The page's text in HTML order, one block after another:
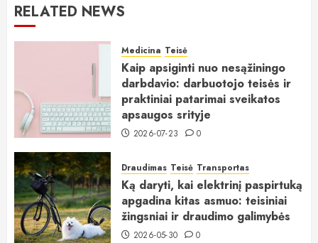
RELATED NEWS
Medicina Teisė
Kaip apsiginti nuo nesąžiningo
darbdavio: darbuotojo teisės ir
praktiniai patarimai sveikatos
apsaugos srityje
2026-07-23 0
Draudimas Teisė Transportas
Ką daryti, kai elektrinį paspirtuką
apgadina kitas asmuo: teisiniai
žingsniai ir draudimo galimybės
2026-05-30 0